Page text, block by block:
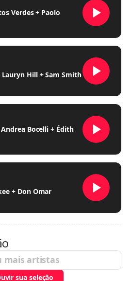
Verdes + Paolo
Hill + Sam Smith
Bocelli + Édith
+ Don Omar
sua seleção